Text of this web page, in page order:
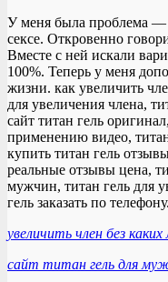
У меня была проблема —
сексе. Откровенно
Вместе с ней искали
100%. Теперь у меня
жизни. как увеличить
для увеличения члена,
сайт титан гель
применению видео,
купить титан гель
реальные отзывы цена,
мужчин, титан гель для
гель заказать по телефону.
увеличить член без каких
сайт титан гель для